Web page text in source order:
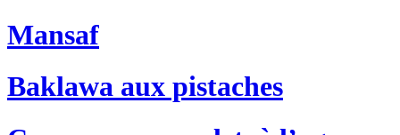
Mansaf
Baklawa aux pistaches